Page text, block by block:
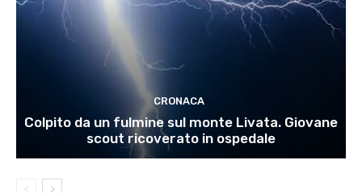
CRONACA
Colpito da un fulmine sul monte Livata. Giovane
scout ricoverato in ospedale